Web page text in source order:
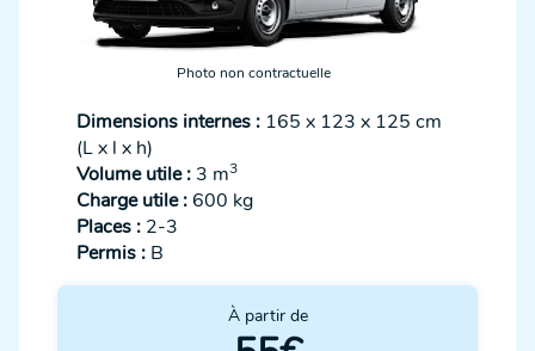
Photo non contractuelle
Dimensions internes : 165 x 123 x 125 cm
(L x l x h)
Volume utile : 3 m3
Charge utile :600 kg
Places : 2-3
Permis : B
À partir de